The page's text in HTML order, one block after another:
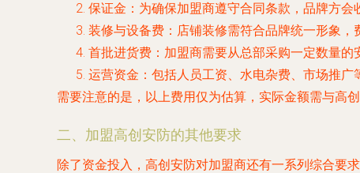
保证金 ：为确保加盟商遵守合同条款，品牌方
装修与设备费 ：店铺装修需符合品牌统一形象
首批进货费 ：加盟商需要从总部采购一定数量
运营资金 ：包括人员工资、水电杂费、市场推
需要注意的是，以上费用仅为估算，实际金额需与高
二、加盟高创安防的其他要求
除了资金投入，高创安防对加盟商还有一系列综合要